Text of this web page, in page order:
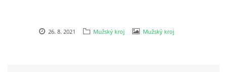
26. 8. 2021 Mužský kroj Mužský kroj